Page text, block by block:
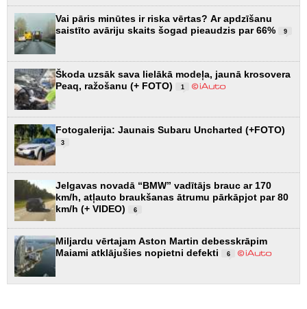
Vai pāris minūtes ir riska vērtas? Ar apdzīšanu
saistīto avāriju skaits šogad pieaudzis par 66%
9
Škoda uzsāk sava lielākā modeļa, jaunā krosovera
Peaq, ražošanu (+ FOTO)
1
Fotogalerija: Jaunais Subaru Uncharted (+FOTO)
3
Jelgavas novadā “BMW” vadītājs brauc ar 170
km/h, atļauto braukšanas ātrumu pārkāpjot par 80
km/h (+ VIDEO)
6
Miljardu vērtajam Aston Martin debesskrāpim
Maiami atklājušies nopietni defekti
6